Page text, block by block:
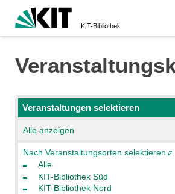
KIT-Bibliothek
Veranstaltungen selektieren
Alle anzeigen
Nach Veranstaltungsorten selektieren
Alle
KIT-Bibliothek Süd
KIT-Bibliothek Nord